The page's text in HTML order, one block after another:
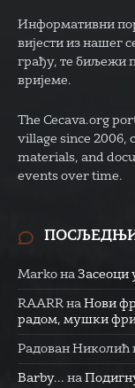
Информативни
вијести из нашег
грађу, те биљежи
вријеме.
The Cecava.org
village since 2006,
materials, and
events over time.
Marko на Засеоци
RAARR на Нови
радом, мушки
Радован Николић
Barby... на